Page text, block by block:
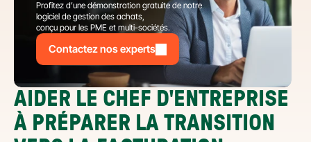
Profitez d’une démonstration gratuite de notre
logiciel de gestion des achats,
conçu pour les PME et multi-sociétés.
Contactez nos experts
AIDER LE CHEF D'ENTREPRISE
À PRÉPARER LA TRANSITION